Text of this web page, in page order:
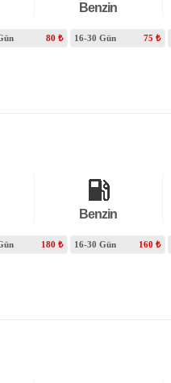
Benzin
80 ₺ 16-30 Gün 75 ₺
Benzin
180 ₺ 16-30 Gün 160 ₺